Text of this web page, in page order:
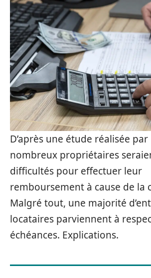
D’après une étude réalisée
nombreux propriétaires
difficultés pour effectuer leur
remboursement à cause de la
Malgré tout, une majorité
locataires parviennent à
échéances. Explications.